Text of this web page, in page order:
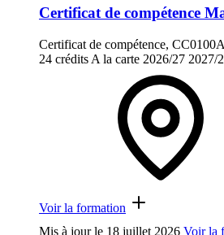
Certificat de compétence
Certificat de compétence, CC0100A
24 crédits A la carte 2026/27 2027/
Voir la formation
Mis à jour le 18 juillet 2026 Voir la